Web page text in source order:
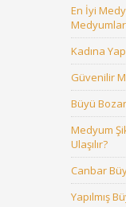
En İyi
Kadına
Güvenilir
Büyü
Medyum
Ulaşılır?
Canbar
Yapılmış